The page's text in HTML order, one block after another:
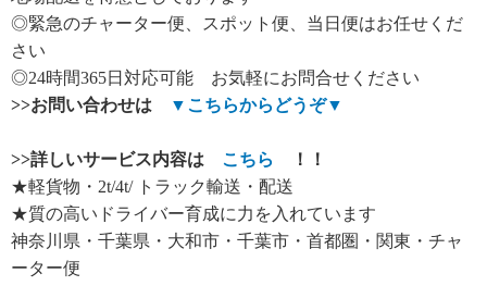
◎緊急のチャーター便、スポット便、当日便はお任せくだ
さい
◎24時間365日対応可能 お気軽にお問合せください
>>お問い合わせは ▼ こちらからどうぞ▼
>>詳しいサービス内容は こちら
！！
★軽貨物・2t/4t/ トラック輸送・配送
★質の高いドライバー育成に力を入れています
神奈川県・千葉県・大和市・千葉市・首都圏・関東・チャ
ーター便